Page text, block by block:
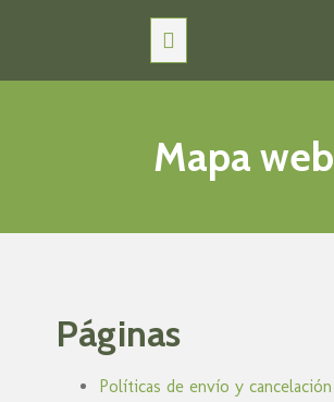
Mapa web
Páginas
Políticas de envío y cancelación